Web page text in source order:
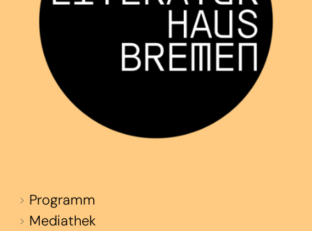
Programm
Mediathek